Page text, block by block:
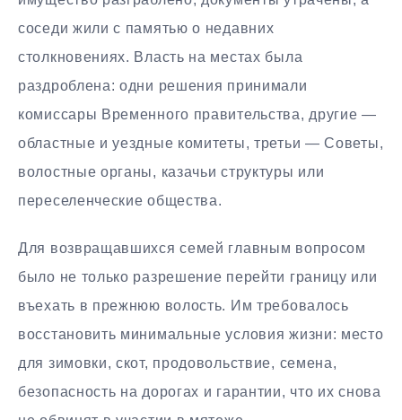
соседи жили с памятью о недавних
столкновениях. Власть на местах была
раздроблена: одни решения принимали
комиссары Временного правительства, другие —
областные и уездные комитеты, третьи — Советы,
волостные органы, казачьи структуры или
переселенческие общества.
Для возвращавшихся семей главным вопросом
было не только разрешение перейти границу или
въехать в прежнюю волость. Им требовалось
восстановить минимальные условия жизни: место
для зимовки, скот, продовольствие, семена,
безопасность на дорогах и гарантии, что их снова